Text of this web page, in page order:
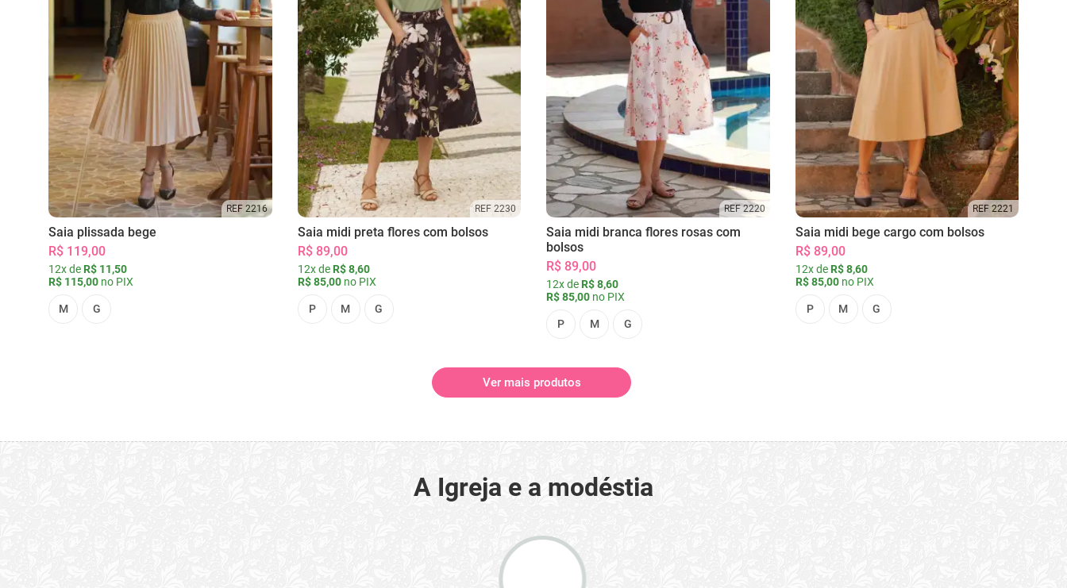
REF 2216
Saia plissada bege
R$ 119,00
12x de R$ 11,50
R$ 115,00 no PIX
M G
REF 2230
Saia midi preta flores com bolsos
R$ 89,00
12x de R$ 8,60
R$ 85,00no PIX
P M G
REF 2220
Saia midi branca flores rosas com
bolsos
R$ 89,00
12x de R$ 8,60
R$ 85,00 no PIX
P M G
REF 2221
Saia midi bege cargo com bolsos
R$ 89,00
12x de R$ 8,60
R$ 85,00no PIX
P M G
Ver mais produtos
A Igreja e a modéstia